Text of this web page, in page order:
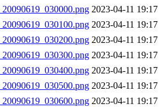
2023-04-11 19:17
2023-04-11 19:17
2023-04-11 19:17
2023-04-11 19:17
2023-04-11 19:17
2023-04-11 19:17
2023-04-11 19:17